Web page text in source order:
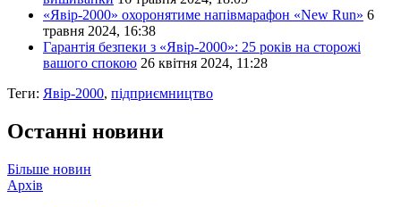
«Явір-2000» охоронятиме напівмарафон «New Run» 6
травня 2024, 16:38
Гарантія безпеки з «Явір-2000»: 25 років на сторожі
вашого спокою 26 квітня 2024, 11:28
Теги: Явір-2000, підприємництво
Останні новини
Більше новин
Архів